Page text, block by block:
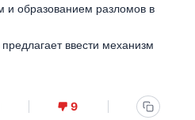
и образованием разломов в
ввести механизм
9